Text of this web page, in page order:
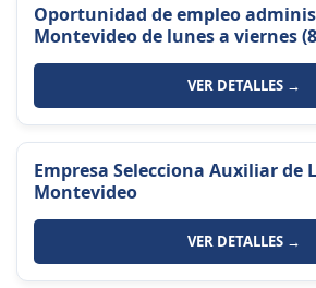
Oportunidad de empleo
Montevideo de lunes a viernes
VER DETALLES →
Empresa Selecciona Auxiliar de
Montevideo
VER DETALLES →